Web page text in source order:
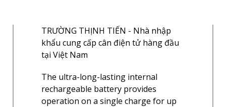
The ultra-long-lasting internal
rechargeable battery provides
operation on a single charge for up